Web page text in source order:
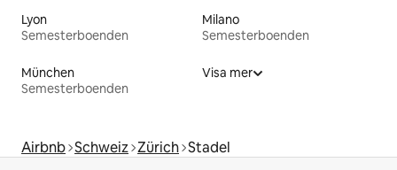
Lyon
Semesterboenden
Milano
Semesterboenden
München
Semesterboenden
Visa mer
Airbnb Schweiz Zürich Stadel